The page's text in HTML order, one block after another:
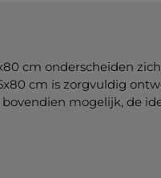
cm onderscheiden
cm is zorgvuldig
mogelijk, de